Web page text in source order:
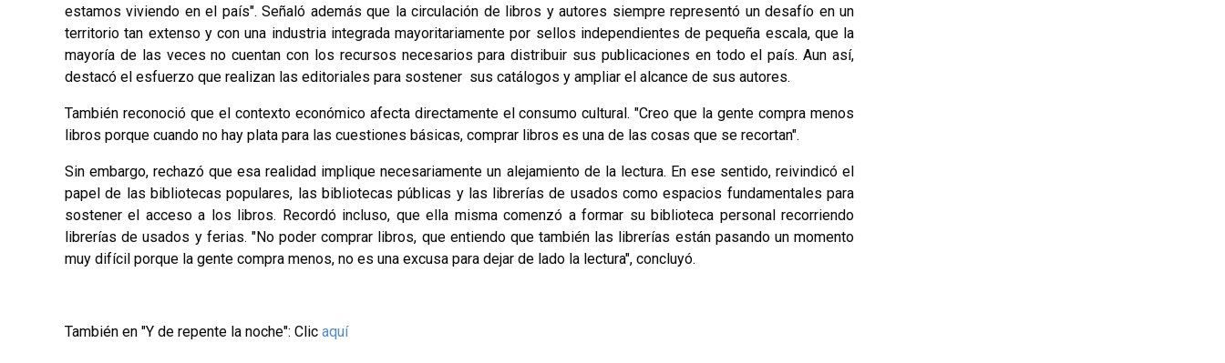
estamos viviendo en el país". Señaló además que la circulación de libros y autores siempre representó un desafío en un
territorio tan extenso y con una industria integrada mayoritariamente por sellos independientes de pequeña escala, que la
mayoría de las veces no cuentan con los recursos necesarios para distribuir sus publicaciones en todo el país. Aun así,
destacó el esfuerzo que realizan las editoriales para sostener sus catálogos y ampliar el alcance de sus autores.
También reconoció que el contexto económico afecta directamente el consumo cultural. "Creo que la gente compra menos
libros porque cuando no hay plata para las cuestiones básicas, comprar libros es una de las cosas que se recortan".
Sin embargo, rechazó que esa realidad implique necesariamente un alejamiento de la lectura. En ese sentido, reivindicó el
papel de las bibliotecas populares, las bibliotecas públicas y las librerías de usados como espacios fundamentales para
sostener el acceso a los libros. Recordó incluso, que ella misma comenzó a formar su biblioteca personal recorriendo
librerías de usados y ferias. "No poder comprar libros, que entiendo que también las librerías están pasando un momento
muy difícil porque la gente compra menos, no es una excusa para dejar de lado la lectura", concluyó.
También en "Y de repente la noche": Clic aquí